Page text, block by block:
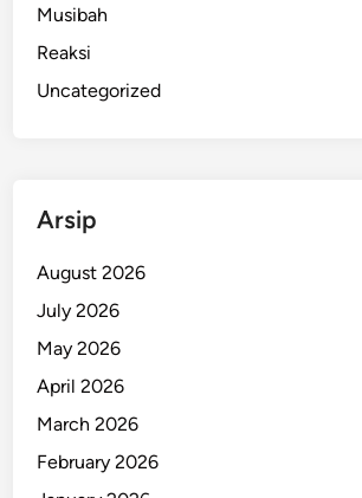
Musibah
Reaksi
Uncategorized
Arsip
August 2026
July 2026
May 2026
April 2026
March 2026
February 2026